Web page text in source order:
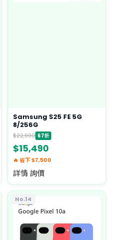
Samsung S25 FE 5G
8/256G
$22,990 67折
$15,490
🔥 省下 $7,500
詳情 詢價
No.14